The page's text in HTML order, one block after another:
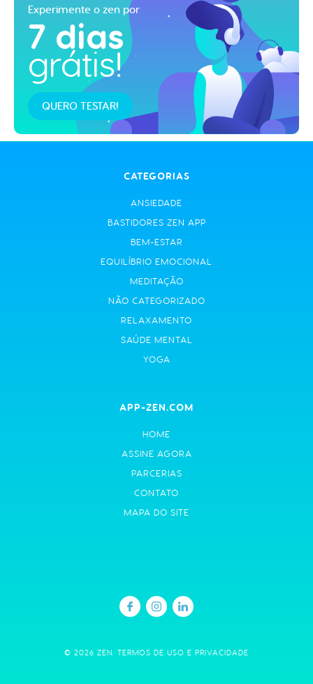
Experimente o zen por
7 dias
grátis!
QUERO TESTAR!
CATEGORIAS
ANSIEDADE
BASTIDORES ZEN APP
BEM-ESTAR
EQUILÍBRIO EMOCIONAL
MEDITAÇÃO
NÃO CATEGORIZADO
RELAXAMENTO
SAÚDE MENTAL
YOGA
APP-ZEN.COM
HOME
ASSINE AGORA
PARCERIAS
CONTATO
MAPA DO SITE
© 2026 ZEN. TERMOS DE USO E PRIVACIDADE